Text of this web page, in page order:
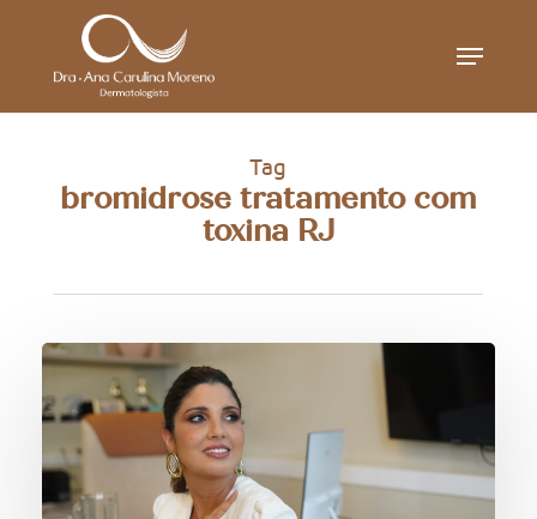
Menu
Tag
bromidrose tratamento com
toxina RJ